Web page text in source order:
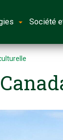
Société